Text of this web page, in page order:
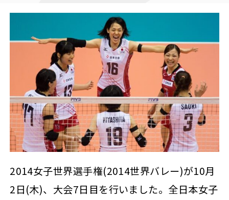
2014女子世界選手権(2014世界バレー)が10月
2日(木)、大会7日目を行いました。全日本女子